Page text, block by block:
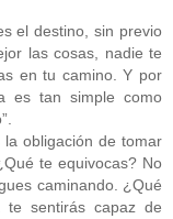
el destino, sin previo
las cosas, nadie te
en tu camino. Y por
es tan simple como
obligación de tomar
te equivocas? No
caminando. ¿Qué
te sentirás capaz de